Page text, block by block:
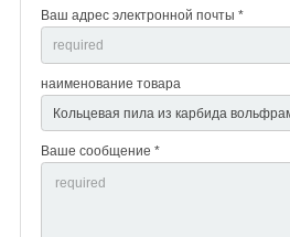
Ваш адрес электронной почты *
наименование товара
Ваше сообщение *